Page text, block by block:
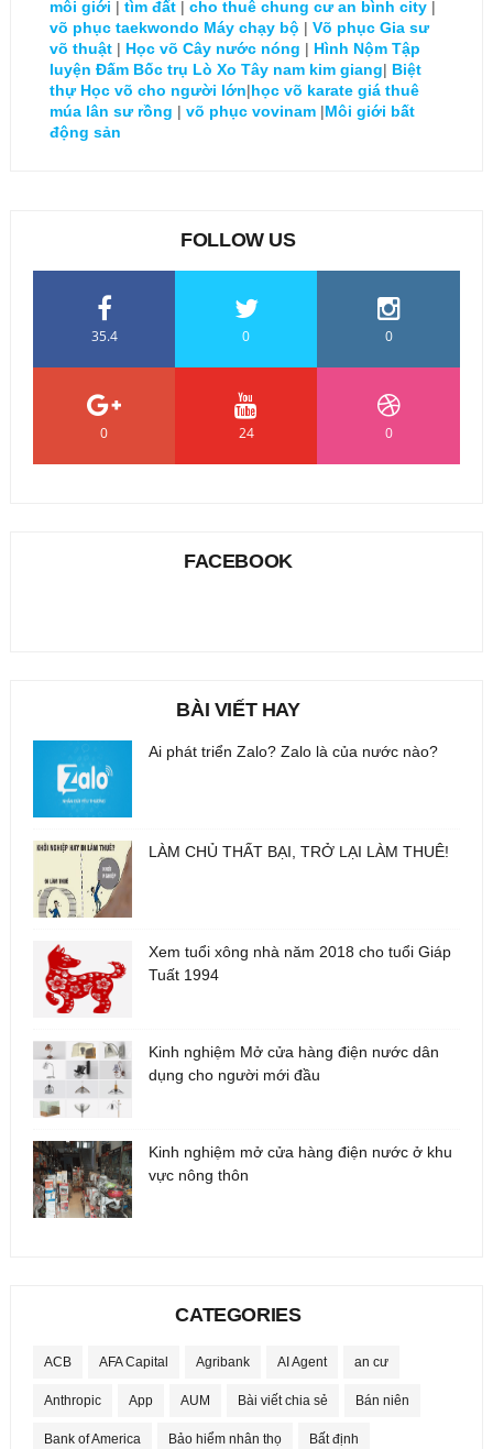
môi giới | tìm đất | cho thuê chung cư an bình city|
võ phục taekwondo Máy chạy bộ | Võ phục Gia sư
võ thuật| Học võ Cây nước nóng | Hình Nộm Tập
luyện Đấm Bốc trụ Lò Xo Tây nam kim giang| Biệt
thự Học võ cho người lớn|học võ karate giá thuê
múa lân sư rồng | võ phục vovinam |Môi giới bất
động sản
FOLLOW US
35.4 0 0
0 24 0
FACEBOOK
BÀI VIẾT HAY
Ai phát triển Zalo? Zalo là của nước nào?
LÀM CHỦ THẤT BẠI, TRỞ LẠI LÀM THUÊ!
Xem tuổi xông nhà năm 2018 cho tuổi Giáp
Tuất 1994
Kinh nghiệm Mở cửa hàng điện nước dân
dụng cho người mới đầu
Kinh nghiệm mở cửa hàng điện nước ở khu
vực nông thôn
CATEGORIES
ACB AFA Capital Agribank AI Agent an cư
Anthropic App AUM Bài viết chia sẻ Bán niên
Bank of America Bảo hiểm nhân thọ Bất định